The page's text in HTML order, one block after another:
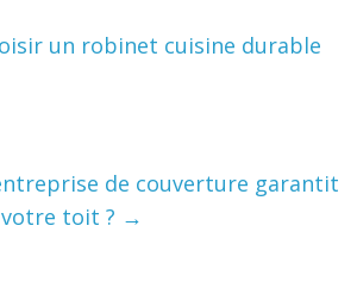
un robinet cuisine durable
de couverture garantit
toit ? →